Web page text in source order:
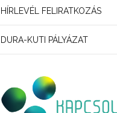
HÍRLEVÉL FELIRATKOZÁS
DURA-KUTI PÁLYÁZAT